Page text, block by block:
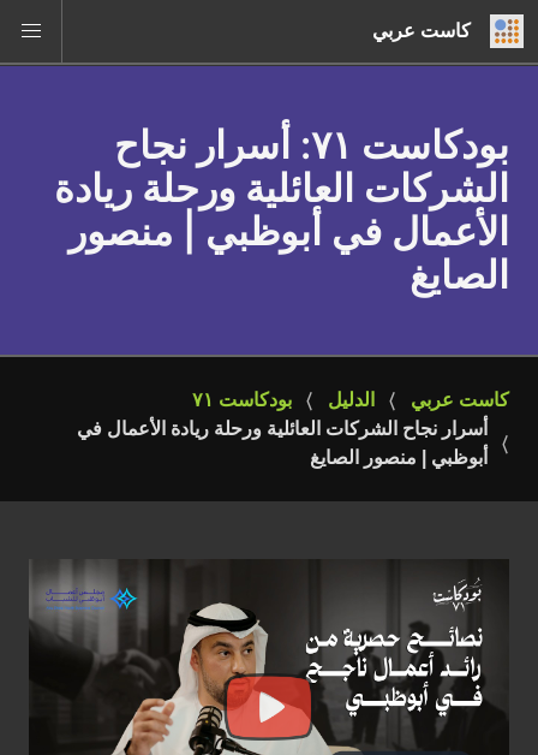
كاست عربي
بودكاست ٧١
: أسرار نجاح
الشركات العائلية ورحلة ريادة
الأعمال في أبوظبي | منصور
الصايغ
كاست عربي الدليل
بودكاست ٧١
أسرار نجاح الشركات العائلية ورحلة ريادة الأعمال في
أبوظبي | منصور الصايغ